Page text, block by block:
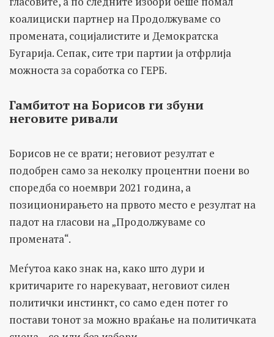
коалициски партнер на Продолжуваме со
промената, социјалистите и Демократска
Бугарија. Сепак, сите три партии ја отфрлија
можноста за соработка со ГЕРБ.
Гамбитот на Борисов ги збуни
неговите ривали
Борисов не се врати; неговиот резултат е
подобрен само за неколку процентни поени во
споредба со ноември 2021 година, а
позиционирањето на првото место е резултат на
падот на гласови на „Продолжуваме со
промената“.
Меѓутоа како знак на, како што дури и
критичарите го нарекуваат, неговиот силен
политички инстинкт, со само еден потег го
постави тонот за можно враќање на политичката